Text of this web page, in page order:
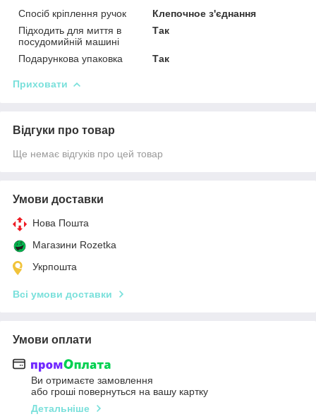
Спосіб кріплення ручок
Клепочное з'єднання
Підходить для миття в
посудомийній машині
Так
Подарункова упаковка Так
Приховати
Відгуки про товар
Ще немає відгуків про цей товар
Умови доставки
Нова Пошта
Магазини Rozetka
Укрпошта
Всі умови доставки
Умови оплати
Ви отримаєте замовлення
або гроші повернуться на вашу картку
Детальніше